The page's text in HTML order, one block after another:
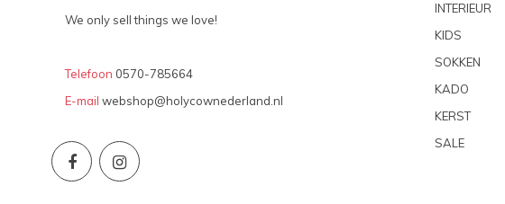
We only sell things we love!
Telefoon 0570-785664
E-mail webshop@holycownederland.nl
INTERIEUR
KIDS
SOKKEN
KADO
KERST
SALE